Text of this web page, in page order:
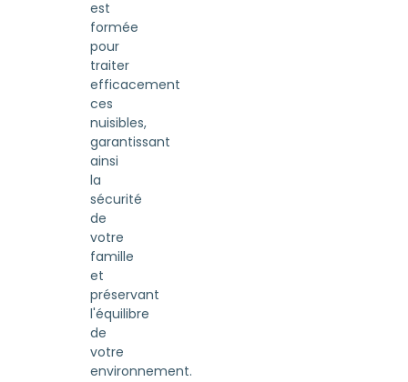
est
formée
pour
traiter
efficacement
ces
nuisibles,
garantissant
ainsi
la
sécurité
de
votre
famille
et
préservant
l'équilibre
de
votre
environnement.